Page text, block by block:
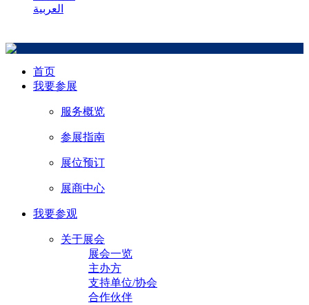
العربية
首页
我要参展
服务概览
参展指南
展位预订
展商中心
我要参观
关于展会
展会一览
主办方
支持单位/协会
合作伙伴